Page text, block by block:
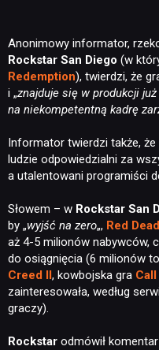
Anonimowy informator,
Rockstar San Diego (w
Redemption), twierdzi, że
i „znajduje się w produkcji
na niekompetentną kadrę
Informator twierdzi także, że
ludzie odpowiedzialni za
a utalentowani programiści
Słowem – w Rockstar San
by „wyjść na zero„, Red
aż 4-5 milionów nabywców,
do osiągnięcia (6 milionów
Creed II, kowbojska gra
zainteresowała, według
graczy).
Rockstar odmówił